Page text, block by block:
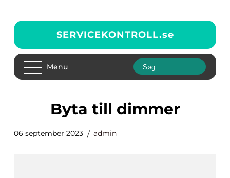
SERVICEKONTROLL.se
Menu
byta till dimmer
06 september 2023 admin